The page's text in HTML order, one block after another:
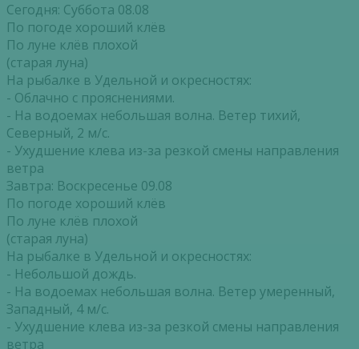
Сегодня: Суббота 08.08
По погоде хороший клёв
По луне клёв плохой
(старая луна)
На рыбалке в Удельной и окресностях:
- Облачно с прояснениями.
- На водоемах небольшая волна. Ветер тихий,
Северный, 2 м/с.
- Ухудшение клева из-за резкой смены направления
ветра
Завтра: Воскресенье 09.08
По погоде хороший клёв
По луне клёв плохой
(старая луна)
На рыбалке в Удельной и окресностях:
- Небольшой дождь.
- На водоемах небольшая волна. Ветер умеренный,
Западный, 4 м/с.
- Ухудшение клева из-за резкой смены направления
ветра